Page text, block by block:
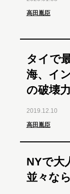
高田胤臣
タイで
海、イ
の破壊力
2019.12.10
高田胤臣
NYで大
並々な